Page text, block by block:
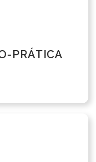
PRÁTICA